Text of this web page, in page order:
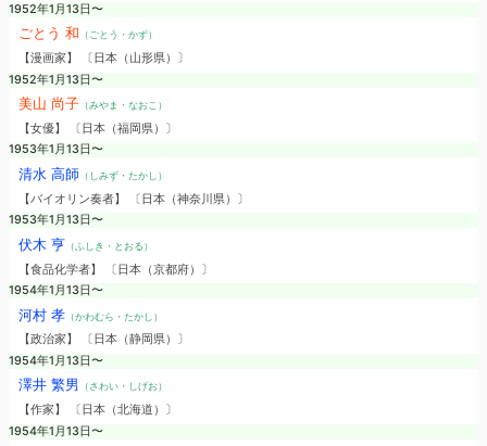
1952年1月13日〜
ごとう 和 （ごとう・かず）
【漫画家】 〔日本（山形県）〕
1952年1月13日〜
美山 尚子（みやま・なおこ）
【女優】 〔日本（福岡県）〕
1953年1月13日〜
清水 高師 （しみず・たかし）
【バイオリン奏者】 〔日本（神奈川県）〕
1953年1月13日〜
伏木 亨 （ふしき・とおる）
【食品化学者】 〔日本（京都府）〕
1954年1月13日〜
河村 孝（かわむら・たかし）
【政治家】 〔日本（静岡県）〕
1954年1月13日〜
澤井 繁男 （さわい・しげお）
【作家】 〔日本（北海道）〕
1954年1月13日〜